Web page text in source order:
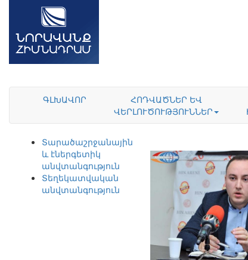
ԳԼԽԱՎՈՐ
ՀՈԴՎԱԾՆԵՐ ԵՎ
ՎԵՐԼՈՒԾՈՒԹՅՈՒՆՆԵՐ
Տարածաշրջանային
և էներգետիկ
անվտանգություն
Տեղեկատվական
անվտանգություն